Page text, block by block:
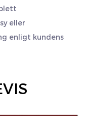
eller
enligt kundens